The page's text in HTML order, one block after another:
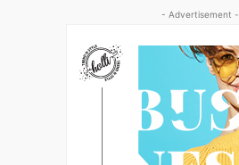
- Advertisement -